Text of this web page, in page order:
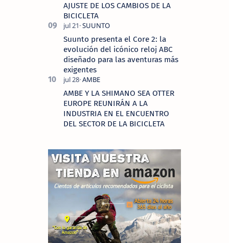
AJUSTE DE LOS CAMBIOS DE LA
BICICLETA
Suunto presenta el Core 2: la
evolución del icónico reloj ABC
diseñado para las aventuras más
exigentes
AMBE Y LA SHIMANO SEA OTTER
EUROPE REUNIRÁN A LA
INDUSTRIA EN EL ENCUENTRO
DEL SECTOR DE LA BICICLETA